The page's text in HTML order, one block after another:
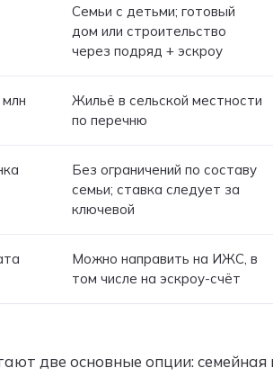
Семьи с детьми; готовый
дом или строительство
через подряд + эскроу
Жильё в сельской местности
по перечню
Без ограничений по составу
семьи; ставка следует за
ключевой
Можно направить на ИЖС, в
том числе на эскроу-счёт
две основные опции: семейная